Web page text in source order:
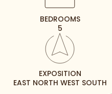
BEDROOMS
5
EXPOSITION
EAST NORTH WEST SOUTH